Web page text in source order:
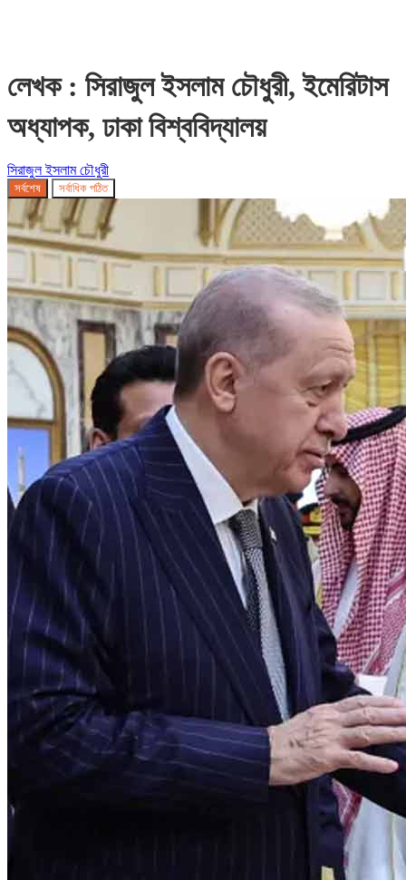
লেখক : সিরাজুল ইসলাম চৌধুরী,ইমেরিটাস
অধ্যাপক, ঢাকা বিশ্ববিদ্যালয়
সিরাজুল ইসলাম চৌধুরী
সর্বশেষ সর্বাধিক পঠিত